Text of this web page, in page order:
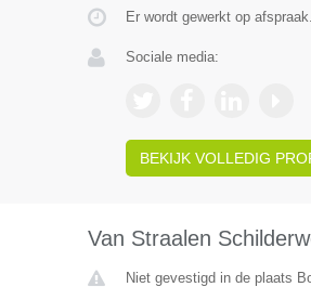
Er wordt gewerkt op afspraak.
Sociale media:
BEKIJK VOLLEDIG
Van Straalen
Niet gevestigd in de plaats